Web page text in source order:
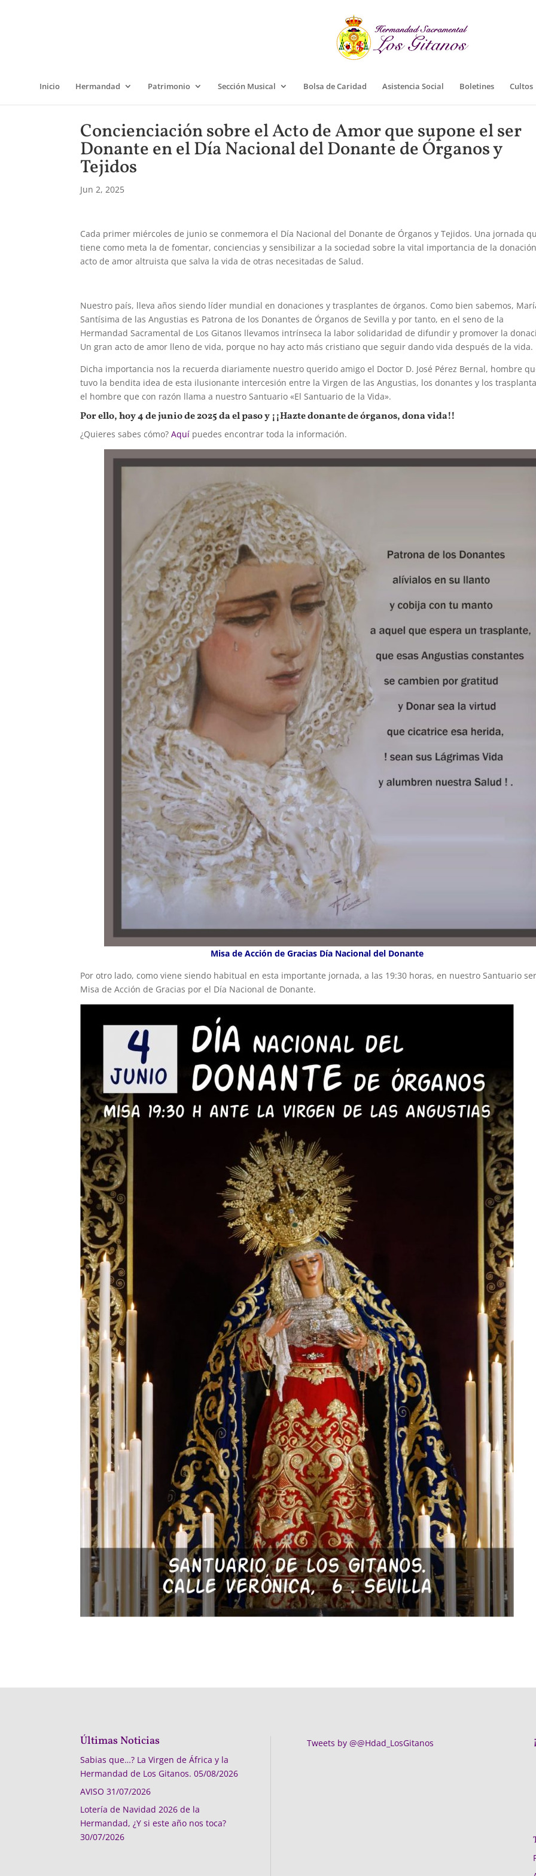
Inicio Hermandad Patrimonio Sección Musical Bolsa de Caridad Asistencia Social Boletines Cultos
Concienciación sobre el Acto de Amor que supone el ser
Donante en el Día Nacional del Donante de Órganos y
Tejidos
Jun 2, 2025
Cada primer miércoles de junio se conmemora el Día Nacional del Donante de Órganos y Tejidos. Una jornada
tiene como meta la de fomentar, conciencias y sensibilizar a la sociedad sobre la vital importancia de la
acto de amor altruista que salva la vida de otras necesitadas de Salud.
Nuestro país, lleva años siendo líder mundial en donaciones y trasplantes de órganos. Como bien sabemos,
Santísima de las Angustias es Patrona de los Donantes de Órganos de Sevilla y por tanto, en el seno de la
Hermandad Sacramental de Los Gitanos llevamos intrínseca la labor solidaridad de difundir y promover la
Un gran acto de amor lleno de vida, porque no hay acto más cristiano que seguir dando vida después de la vida.
Dicha importancia nos la recuerda diariamente nuestro querido amigo el Doctor D. José Pérez Bernal, hombre
tuvo la bendita idea de esta ilusionante intercesión entre la Virgen de las Angustias, los donantes y los
el hombre que con razón llama a nuestro Santuario «El Santuario de la Vida».
Por ello, hoy 4 de junio de 2025 da el paso y ¡¡Hazte donante de órganos, dona vida!!
¿Quieres sabes cómo?Aquí puedes encontrar toda la información.
Misa de Acción de Gracias Día Nacional del Donante
Por otro lado, como viene siendo habitual en esta importante jornada, a las 19:30 horas, en nuestro Santuario
Misa de Acción de Gracias por el Día Nacional de Donante.
Últimas Noticias
Sabias que…? La Virgen de África y la
Hermandad de Los Gitanos. 05/08/2026
AVISO 31/07/2026
Lotería de Navidad 2026 de la
Hermandad, ¿Y si este año nos toca?
30/07/2026
Tweets by @@Hdad_LosGitanos